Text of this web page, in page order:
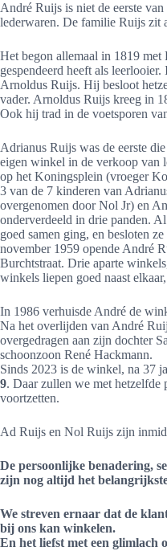
André Ruijs is niet de eerste
lederwaren. De familie Ruijs zit
Het begon allemaal in 1819 met
gespendeerd heeft als
Arnoldus Ruijs. Hij besloot
vader. Arnoldus Ruijs kreeg in
Ook hij trad in de voetsporen
Adrianus Ruijs was de eerste
eigen winkel in de verkoop van
op het Koningsplein (vroeger
3 van de 7 kinderen van
overgenomen door Nol Jr) en
onderverdeeld in drie panden.
goed samen ging, en besloten
november 1959 opende André
Burchtstraat. Drie aparte
winkels liepen goed naast
In 1986 verhuisde André de
Na het overlijden van André
overgedragen aan zijn dochter
schoonzoon René Hackmann.
Sinds 2023 is de winkel, na 37
9. Daar zullen we met hetzelfde
voortzetten.
Ad Ruijs en Nol Ruijs zijn
De persoonlijke benadering,
zijn nog altijd het
We streven ernaar dat de
bij ons kan winkelen.
En het liefst met een glimlach